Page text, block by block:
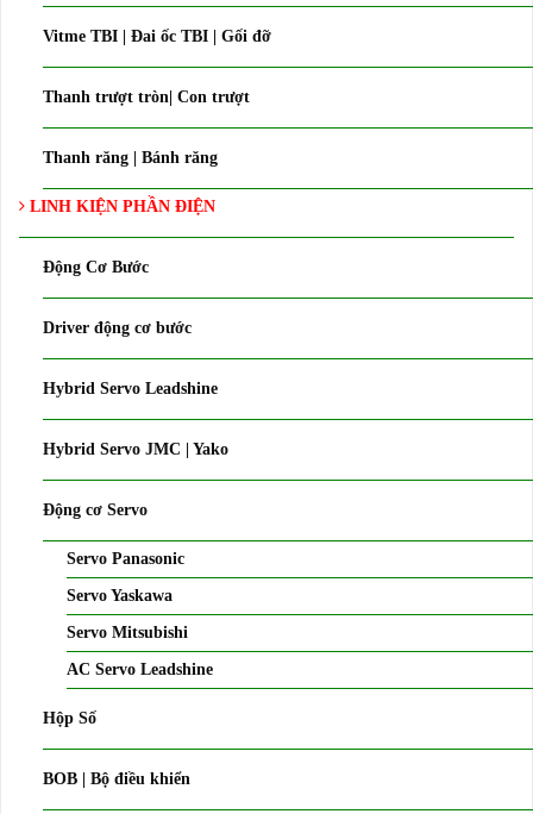
Vitme TBI | Đai ốc TBI | Gối đỡ
Thanh trượt tròn| Con trượt
Thanh răng | Bánh răng
LINH KIỆN PHẦN ĐIỆN
Động Cơ Bước
Driver động cơ bước
Hybrid Servo Leadshine
Hybrid Servo JMC | Yako
Động cơ Servo
Servo Panasonic
Servo Yaskawa
Servo Mitsubishi
AC Servo Leadshine
Hộp Số
BOB | Bộ điều khiển